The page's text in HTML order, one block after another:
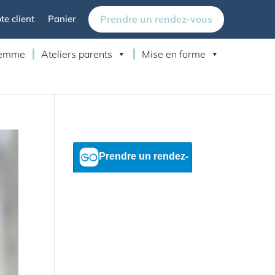
client Panier Prendre un rendez-vous
Ateliers parents Mise en forme